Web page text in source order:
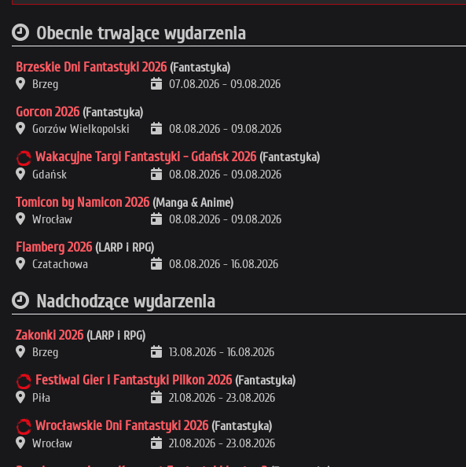
Obecnie trwające wydarzenia
Brzeskie Dni Fantastyki 2026 (Fantastyka)
Brzeg
07.08.2026 - 09.08.2026
Gorcon 2026 (Fantastyka)
Gorzów Wielkopolski
08.08.2026 - 09.08.2026
Wakacyjne Targi Fantastyki - Gdańsk 2026 (Fantastyka)
Gdańsk
08.08.2026 - 09.08.2026
Tomicon by Namicon 2026 (Manga & Anime)
Wrocław
08.08.2026 - 09.08.2026
Flamberg 2026 (LARP i RPG)
Czatachowa
08.08.2026 - 16.08.2026
Nadchodzące wydarzenia
Zakonki 2026 (LARP i RPG)
Brzeg
13.08.2026 - 16.08.2026
Festiwal Gier i Fantastyki Pilkon 2026 (Fantastyka)
Piła
21.08.2026 - 23.08.2026
Wrocławskie Dni Fantastyki 2026 (Fantastyka)
Wrocław
21.08.2026 - 23.08.2026